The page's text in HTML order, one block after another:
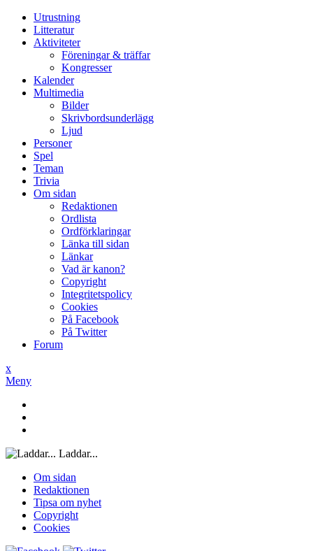
Utrustning
Litteratur
Aktiviteter
Föreningar & träffar
Kongresser
Kalender
Multimedia
Bilder
Skrivbordsunderlägg
Ljud
Personer
Spel
Teman
Trivia
Om sidan
Redaktionen
Ordlista
Ordförklaringar
Länka till sidan
Länkar
Vad är kanon?
Copyright
Integritetspolicy
Cookies
På Facebook
På Twitter
Forum
x
Meny
Laddar...
Om sidan
Redaktionen
Tipsa om nyhet
Copyright
Cookies